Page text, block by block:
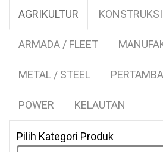
AGRIKULTUR KONSTRUKSI
ARMADA / FLEET
METAL / STEEL
POWER KELAUTAN
Pilih Kategori Produk